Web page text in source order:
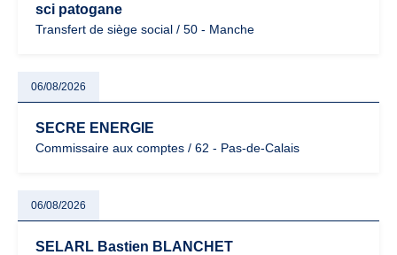
sci patogane
Transfert de siège social / 50 - Manche
06/08/2026
SECRE ENERGIE
Commissaire aux comptes / 62 - Pas-de-Calais
06/08/2026
SELARL Bastien BLANCHET